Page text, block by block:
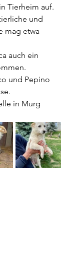
Tierheim auf.
und
mag etwa
auch ein
und Pepino
in Murg